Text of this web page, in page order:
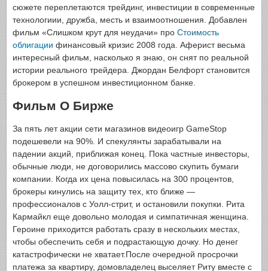
сюжете переплетаются трейдинг, инвестиции в современные
технологиии, дружба, месть и взаимоотношения. Добавлен
фильм «Слишком крут для неудачи» про Стоимость
облигации финансовый кризис 2008 года. Аферист весьма
интересный фильм, насколько я знаю, он снят по реальной
истории реального трейдера. Джордан Белфорт становится
брокером в успешном инвестиционном банке.
Фильм О Бирже
За пять лет акции сети магазинов видеоигр GameStop
подешевели на 90%. И спекулянты зарабатывали на
падении акций, приближая конец. Пока частные инвесторы,
обычные люди, не договорились массово скупить бумаги
компании. Когда их цена повысилась на 300 процентов,
брокеры кинулись на защиту тех, кто ближе —
профессионалов с Уолл-стрит, и остановили покупки. Рита
Кармайкл еще довольно молодая и симпатичная женщина.
Героине приходится работать сразу в нескольких местах,
чтобы обеспечить себя и подрастающую дочку. Но денег
катастрофически не хватает.После очередной просрочки
платежа за квартиру, домовладелец выселяет Риту вместе с